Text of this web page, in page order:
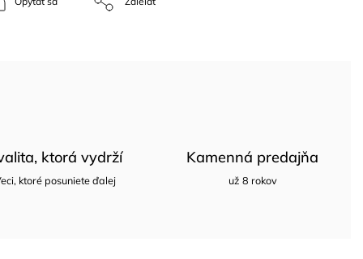
ktorá vydrží
ktoré posuniete ďalej
Kamenná predajňa
už 8 rokov